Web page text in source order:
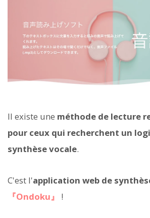
Il existe une méthode de lecture
pour ceux qui recherchent un
synthèse vocale.
C'est l'application web de
『Ondoku』
!